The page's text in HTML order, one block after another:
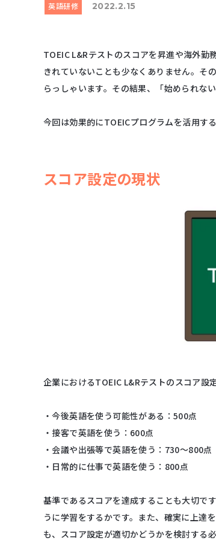
英語研修 2022.2.15
TOEIC L&Rテストのスコアを昇進や海外勤
きれていないことも少なくありません。
らっしゃいます。その結果、「始められな
今回は効果的にTOEICプログラムを活用す
スコア設定の現状
企業におけるTOEIC L&Rテストのスコア設
・今後英語を使う可能性がある：500点
・接客で英語を使う：600点
・会議や出張等で英語を使う：730～800点
・日常的に仕事で英語を使う：800点
基準であるスコアを達成することも大切で
うに学習をするかです。また、確実に上達
も、スコア設定が適切かどうかを検討する必